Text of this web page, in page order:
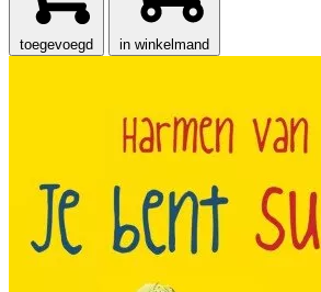
toegevoegd in winkelmand